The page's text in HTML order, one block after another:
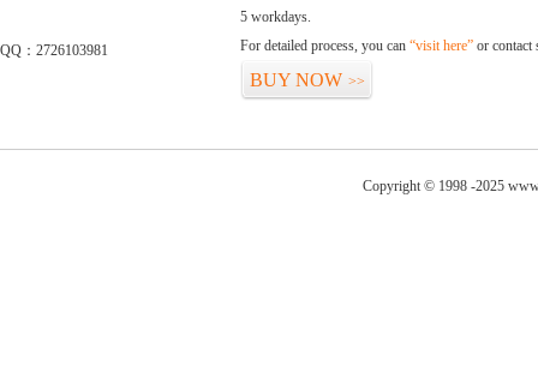
QQ：2726103981
5 workdays.
For detailed process, you can “visit here” or contact
BUY NOW >>
Copyright © 1998 -2025